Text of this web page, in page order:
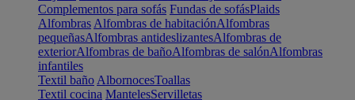
Complementos para sofás Fundas de sofásPlaids
Alfombras Alfombras de habitaciónAlfombras
pequeñasAlfombras antideslizantesAlfombras de
exteriorAlfombras de bañoAlfombras de salónAlfombras
infantiles
Textil baño AlbornocesToallas
Textil cocina MantelesServilletas